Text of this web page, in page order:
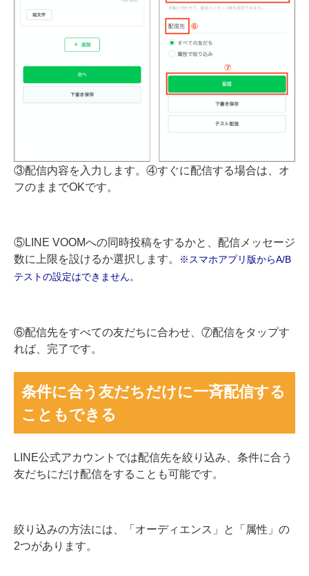
③配信内容を入力します。④すぐに配信する場合は、オ
フのままでOKです。
⑤LINE VOOMへの同時投稿をするかと、配信メッセージ
数に上限を設けるか選択します。
※スマホアプリ版からA/B
テストの設定はできません。
⑥配信先をすべての友だちに合わせ、⑦配信をタップす
れば、完了です。
条件に合う友だちだけに一斉配信する
こともできる
LINE公式アカウントでは配信先を絞り込み、条件に合う
友だちにだけ配信をすることも可能です。
絞り込みの方法には、「オーディエンス」と「属性」の
2つがあります。